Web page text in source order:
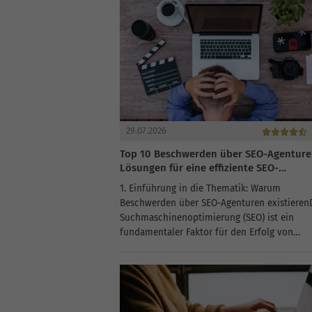
29.07.2026
Top 10 Beschwerden über SEO-
Lösungen für eine effiziente SEO-
Performance
1. Einführung in die Thematik: Warum
Beschwerden über SEO-Agenturen
Suchmaschinenoptimierung (SEO) ist ein
fundamentaler Faktor für den Erfolg von
erscheinen und mehr Traffic auf ihre
ziehen....